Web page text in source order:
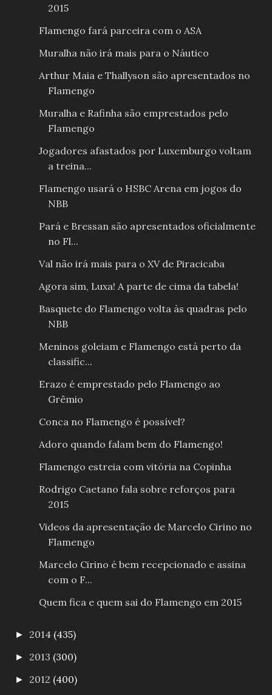
2015
Flamengo fará parceira com o ASA
Muralha não irá mais para o Náutico
Arthur Maia e Thallyson são apresentados no
Flamengo
Muralha e Rafinha são emprestados pelo
Flamengo
Jogadores afastados por Luxemburgo voltam
a treina...
Flamengo usará o HSBC Arena em jogos do
NBB
Pará e Bressan são apresentados oficialmente
no Fl...
Val não irá mais para o XV de Piracicaba
Agora sim, Luxa! A parte de cima da tabela!
Basquete do Flamengo volta às quadras pelo
NBB
Meninos goleiam e Flamengo está perto da
classific...
Erazo é emprestado pelo Flamengo ao
Grêmio
Conca no Flamengo é possível?
Adoro quando falam bem do Flamengo!
Flamengo estreia com vitória na Copinha
Rodrigo Caetano fala sobre reforços para
2015
Videos da apresentação de Marcelo Cirino no
Flamengo
Marcelo Cirino é bem recepcionado e assina
com o F...
Quem fica e quem sai do Flamengo em 2015
► 2014 (435)
► 2013 (300)
► 2012 (400)